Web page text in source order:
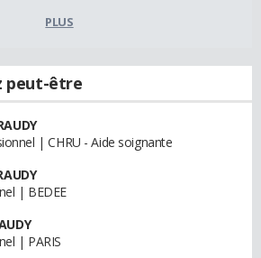
PLUS
peut-être
| CHRU - Aide soignante
| BEDEE
| PARIS